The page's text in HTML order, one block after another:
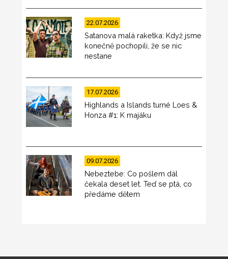
22.07.2026
Satanova malá raketka: Když jsme
konečně pochopili, že se nic
nestane
17.07.2026
Highlands a Islands turné Loes &
Honza #1: K majáku
09.07.2026
Nebeztebe: Co pošlem dál
čekala deset let. Teď se ptá, co
předáme dětem